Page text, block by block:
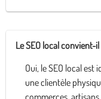
Le SEO local convient-
Oui, le SEO local
une clientèle
commerces,